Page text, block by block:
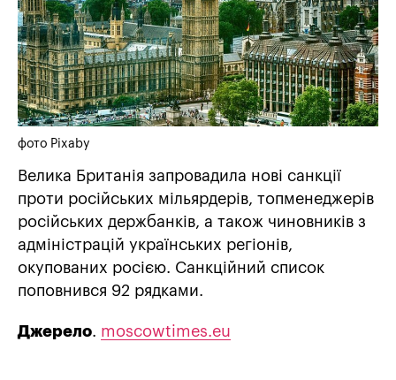
фото Pixaby
Велика Британія запровадила нові санкції
проти російських мільярдерів, топменеджерів
російських держбанків, а також чиновників з
адміністрацій українських регіонів,
окупованих росією. Санкційний список
поповнився 92 рядками.
Джерело. moscowtimes.eu